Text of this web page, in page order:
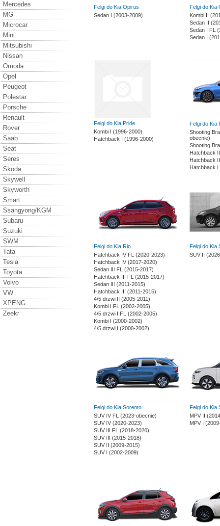
Mercedes
MG
Microcar
Mini
Mitsubishi
Nissan
Omoda
Opel
Peugeot
Polestar
Porsche
Renault
Rover
Saab
Seat
Seres
Skoda
Skywell
Skyworth
Smart
Ssangyong/KGM
Subaru
Suzuki
SWM
Tata
Tesla
Toyota
Volvo
VW
XPENG
Zeekr
Felgi do Kia Opirus
Sedan I (2003-2009)
Felgi do Kia
Kombi II
Sedan II
Sedan I FL
Sedan I
Felgi do Kia Pride
Kombi I (1996-2000)
Hatchback I (1996-2000)
Felgi do Kia
Shooting
obecnie)
Shooting
Hatchback
Hatchback
Hatchback I
Felgi do Kia Rio
Hatchback IV FL (2020-2023)
Hatchback IV (2017-2020)
Sedan III FL (2015-2017)
Hatchback III FL (2015-2017)
Sedan III (2011-2015)
Hatchback III (2011-2015)
4/5 drzwi II (2005-2011)
Kombi I FL (2002-2005)
4/5 drzwi I FL (2002-2005)
Kombi I (2000-2002)
4/5 drzwi I (2000-2002)
Felgi do Kia
SUV II
Felgi do Kia Sorento
SUV IV FL (2023-obecnie)
SUV IV (2020-2023)
SUV III FL (2018-2020)
SUV III (2015-2018)
SUV II (2009-2015)
SUV I (2002-2009)
Felgi do Kia
MPV II
MPV I